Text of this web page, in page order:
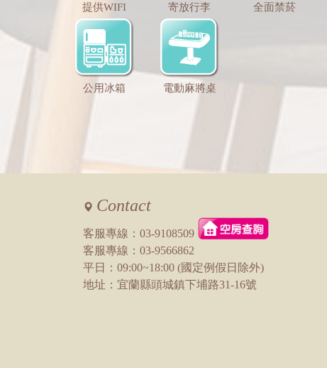
提供WIFI 寄放行李 全面禁菸
公用冰箱 電動麻將桌
Contact
客服專線： 03-9108509
客服專線： 03-9566862
平日：09:00~18:00 (國定例假日除外)
地址：宜蘭縣頭城鎮下埔路31-16號